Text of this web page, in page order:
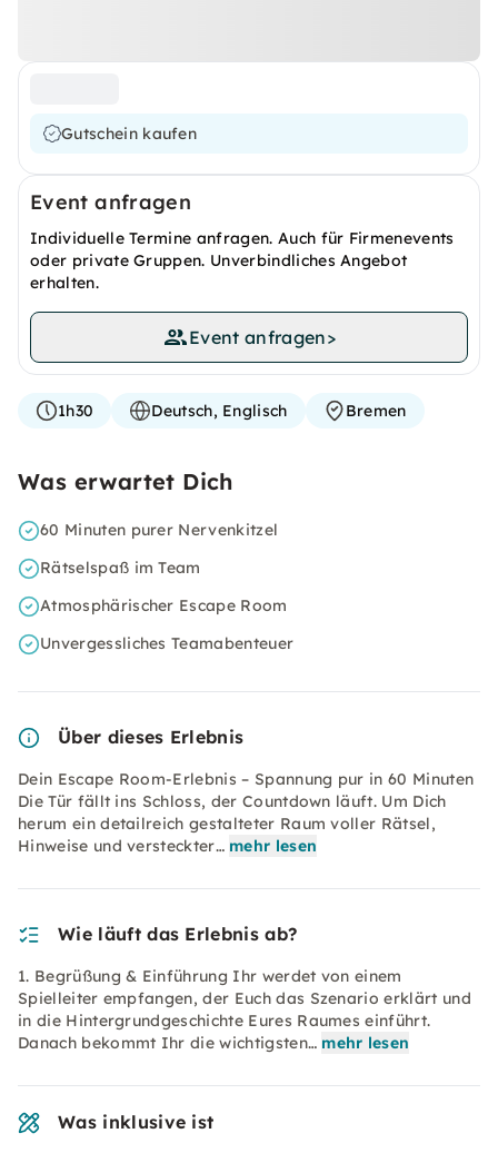
Gutschein kaufen
Event anfragen
Individuelle Termine anfragen. Auch für Firmenevents
oder private Gruppen. Unverbindliches Angebot
erhalten.
Event anfragen>
1h30 Deutsch, Englisch Bremen
Was erwartet Dich
60 Minuten purer Nervenkitzel
Rätselspaß im Team
Atmosphärischer Escape Room
Unvergessliches Teamabenteuer
Über dieses Erlebnis
Dein Escape Room-Erlebnis – Spannung pur in 60 Minuten
Die Tür fällt ins Schloss, der Countdown läuft. Um Dich
herum ein detailreich gestalteter Raum voller Rätsel,
Hinweise und versteckter… mehr lesen
Wie läuft das Erlebnis ab?
1. Begrüßung & Einführung Ihr werdet von einem
Spielleiter empfangen, der Euch das Szenario erklärt und
in die Hintergrundgeschichte Eures Raumes einführt.
Danach bekommt Ihr die wichtigsten… mehr lesen
Was inklusive ist